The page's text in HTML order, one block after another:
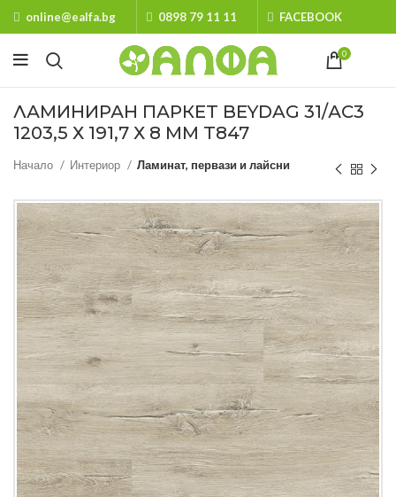
online@ealfa.bg 0898 79 11 11 FACEBOOK
0
ЛАМИНИРАН ПАРКЕТ BEYDAG 31/АС3
1203,5 Х 191,7 Х 8 ММ Т847
Начало Интериор Ламинат, первази и лайсни